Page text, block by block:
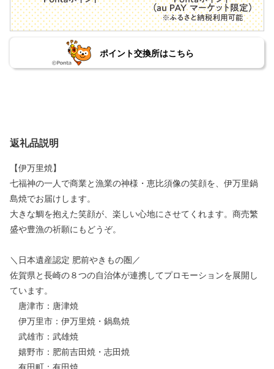
ポイント交換所はこちら
返礼品説明
【伊万里焼】
七福神の一人で商業と漁業の神様・恵比須像の笑顔を、伊万里鍋
島焼でお届けします。
大きな鯛を抱えた笑顔が、楽しい心地にさせてくれます。商売繁
盛や豊漁の祈願にもどうぞ。
＼日本遺産認定 肥前やきもの圏／
佐賀県と長崎の８つの自治体が連携してプロモーションを展開し
ています。
唐津市：唐津焼
伊万里市：伊万里焼・鍋島焼
武雄市：武雄焼
嬉野市：肥前吉田焼・志田焼